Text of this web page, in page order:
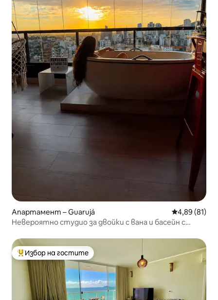
Апартамент – Guarujá Средна
4,89 (81)
Невероятно студио за двойки с вана и басейн с
Най-популярен избор на гостите
Избор на гостите